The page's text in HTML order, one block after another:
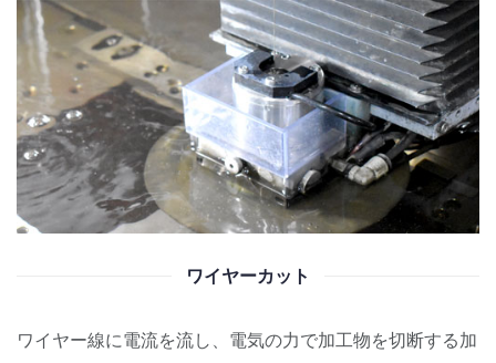
ワイヤーカット
ワイヤー線に電流を流し、電気の力で加工物を切断する加